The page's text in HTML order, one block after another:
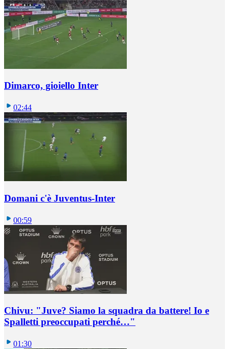
Dimarco, gioiello Inter
02:44
Domani c'è Juventus-Inter
00:59
Chivu: "Juve? Siamo la squadra da battere! Io e
Spalletti preoccupati perché…"
01:30